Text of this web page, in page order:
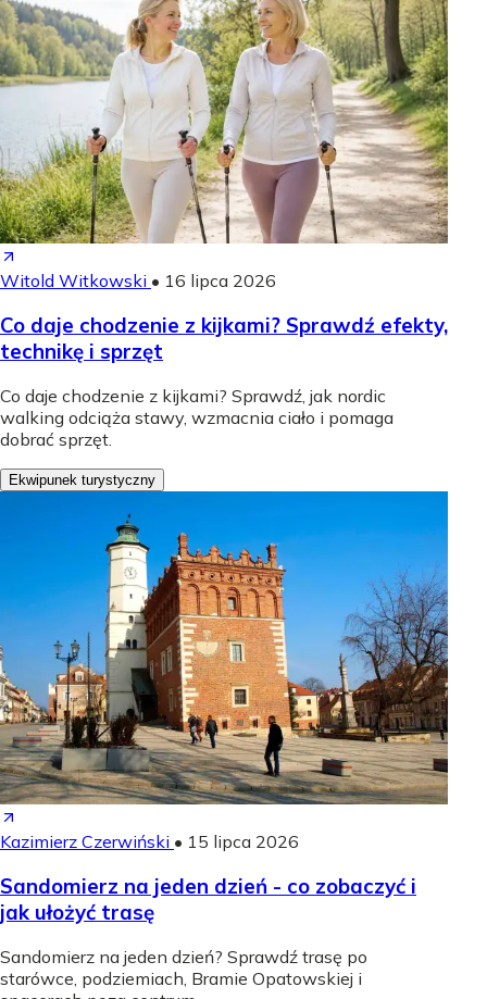
Witold Witkowski • 16 lipca 2026
Co daje chodzenie z kijkami? Sprawdź efekty,
technikę i sprzęt
Co daje chodzenie z kijkami? Sprawdź, jak nordic
walking odciąża stawy, wzmacnia ciało i pomaga
dobrać sprzęt.
Ekwipunek turystyczny
Kazimierz Czerwiński • 15 lipca 2026
Sandomierz na jeden dzień - co zobaczyć i
jak ułożyć trasę
Sandomierz na jeden dzień? Sprawdź trasę po
starówce, podziemiach, Bramie Opatowskiej i